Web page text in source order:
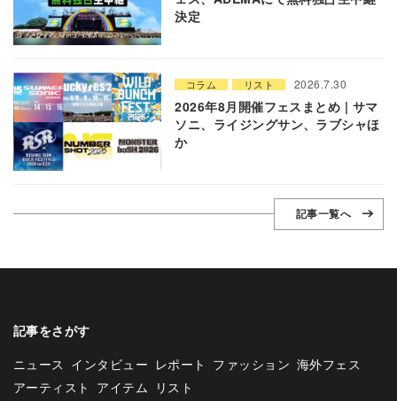
決定
コラム リスト 2026.7.30
2026年8月開催フェスまとめ | サマ
ソニ、ライジングサン、ラブシャほ
か
記事一覧へ
記事をさがす
ニュース インタビュー レポート ファッション 海外フェス
アーティスト アイテム リスト